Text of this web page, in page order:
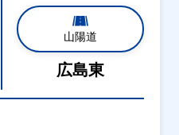
山陽道
広島東